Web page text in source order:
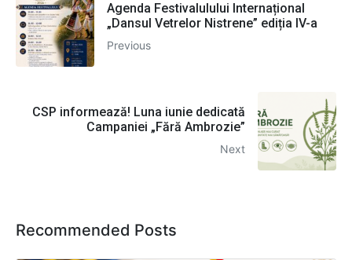
Agenda Festivalulului Internațional
„Dansul Vetrelor Nistrene” ediția IV-a
Previous
CSP informează! Luna iunie dedicată
Campaniei „Fără Ambrozie”
Next
Recommended Posts